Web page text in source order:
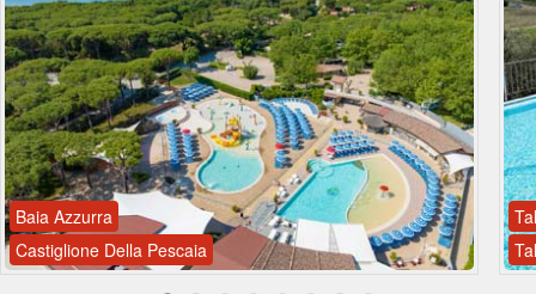
Baia Azzurra
Castiglione Della Pescaia